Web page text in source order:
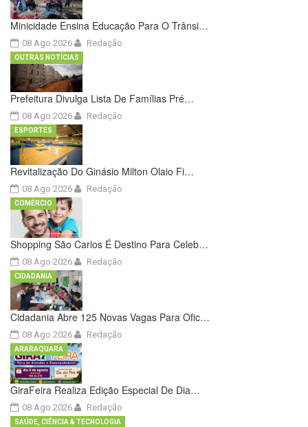
Minicidade Ensina Educação Para O Trânsi…
08 Ago 2026 Redação
Prefeitura Divulga Lista De Famílias Pré…
08 Ago 2026
OUTRAS NOTÍCIAS
Redação
Revitalização Do Ginásio Milton Olaio Fi…
08 Ago 2026
ESPORTES
Redação
Shopping São Carlos É Destino Para Celeb…
08 Ago 2026
COMÉRCIO
Redação
Cidadania Abre 125 Novas Vagas Para Ofic…
08 Ago 2026
CIDADANIA
Redação
GiraFeira Realiza Edição Especial De Dia…
08 Ago 2026
ARARAQUARA
Redação
SAÚDE, CIÊNCIA & TECNOLOGIA